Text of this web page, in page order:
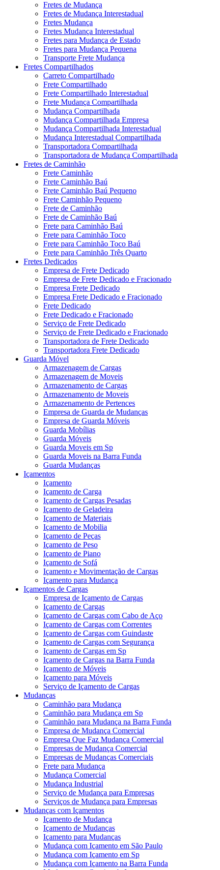
Fretes de Mudança
Fretes de Mudança Interestadual
Fretes Mudança
Fretes Mudança Interestadual
Fretes para Mudança de Estado
Fretes para Mudança Pequena
Transporte Frete Mudança
Fretes Compartilhados
Carreto Compartilhado
Frete Compartilhado
Frete Compartilhado Interestadual
Frete Mudança Compartilhada
Mudança Compartilhada
Mudança Compartilhada Empresa
Mudança Compartilhada Interestadual
Mudança Interestadual Compartilhada
Transportadora Compartilhada
Transportadora de Mudança Compartilhada
Fretes de Caminhão
Frete Caminhão
Frete Caminhão Baú
Frete Caminhão Baú Pequeno
Frete Caminhão Pequeno
Frete de Caminhão
Frete de Caminhão Baú
Frete para Caminhão Baú
Frete para Caminhão Toco
Frete para Caminhão Toco Baú
Frete para Caminhão Três Quarto
Fretes Dedicados
Empresa de Frete Dedicado
Empresa de Frete Dedicado e Fracionado
Empresa Frete Dedicado
Empresa Frete Dedicado e Fracionado
Frete Dedicado
Frete Dedicado e Fracionado
Serviço de Frete Dedicado
Serviço de Frete Dedicado e Fracionado
Transportadora de Frete Dedicado
Transportadora Frete Dedicado
Guarda Móvel
Armazenagem de Cargas
Armazenagem de Moveis
Armazenamento de Cargas
Armazenamento de Moveis
Armazenamento de Pertences
Empresa de Guarda de Mudanças
Empresa de Guarda Móveis
Guarda Mobílias
Guarda Móveis
Guarda Moveis em Sp
Guarda Moveis na Barra Funda
Guarda Mudanças
Içamentos
Içamento
Içamento de Carga
Içamento de Cargas Pesadas
Içamento de Geladeira
Içamento de Materiais
Içamento de Mobilia
Içamento de Peças
Içamento de Peso
Içamento de Piano
Içamento de Sofá
Içamento e Movimentação de Cargas
Içamento para Mudança
Içamentos de Cargas
Empresa de Içamento de Cargas
Içamento de Cargas
Içamento de Cargas com Cabo de Aço
Içamento de Cargas com Correntes
Içamento de Cargas com Guindaste
Içamento de Cargas com Segurança
Içamento de Cargas em Sp
Içamento de Cargas na Barra Funda
Içamento de Móveis
Içamento para Móveis
Serviço de Içamento de Cargas
Mudanças
Caminhão para Mudança
Caminhão para Mudança em Sp
Caminhão para Mudança na Barra Funda
Empresa de Mudança Comercial
Empresa Que Faz Mudança Comercial
Empresas de Mudança Comercial
Empresas de Mudanças Comerciais
Frete para Mudança
Mudança Comercial
Mudança Industrial
Serviço de Mudança para Empresas
Serviços de Mudança para Empresas
Mudanças com Içamentos
Içamento de Mudança
Içamento de Mudanças
Içamento para Mudanças
Mudança com Içamento em São Paulo
Mudança com Içamento em Sp
Mudança com Içamento na Barra Funda